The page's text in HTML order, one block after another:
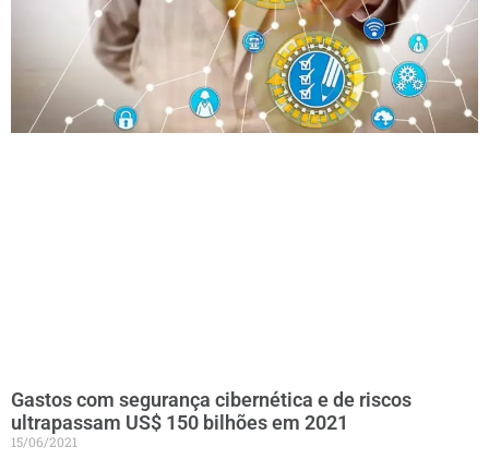
Gastos com segurança cibernética e de riscos
ultrapassam US$ 150 bilhões em 2021
15/06/2021